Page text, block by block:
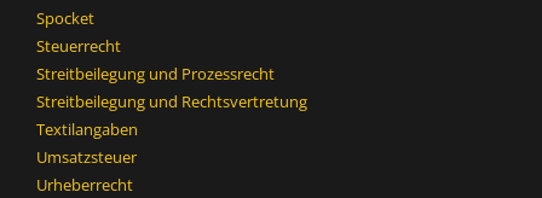
Spocket
Steuerrecht
Streitbeilegung und Prozessrecht​
Streitbeilegung und Rechtsvertretung
Textilangaben
Umsatzsteuer
Urheberrecht